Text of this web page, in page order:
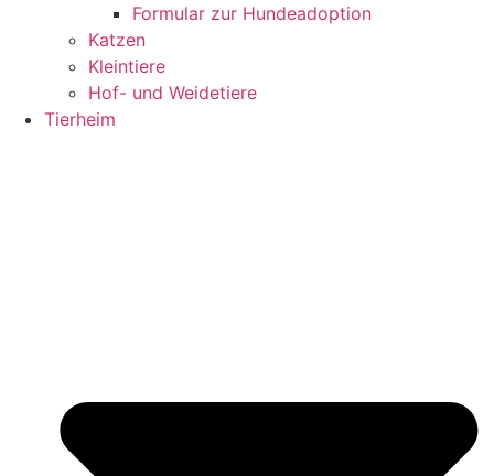
Formular zur Hundeadoption
Katzen
Kleintiere
Hof- und Weidetiere
Tierheim